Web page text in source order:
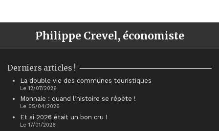
Philippe Crevel, économiste
Derniers articles !
La double vie des communes touristiques
Le 12/07/2026
Monnaie : quand l’histoire se répète !
Le 05/04/2026
Et si 2026 était un bon cru !
Le 17/01/2026